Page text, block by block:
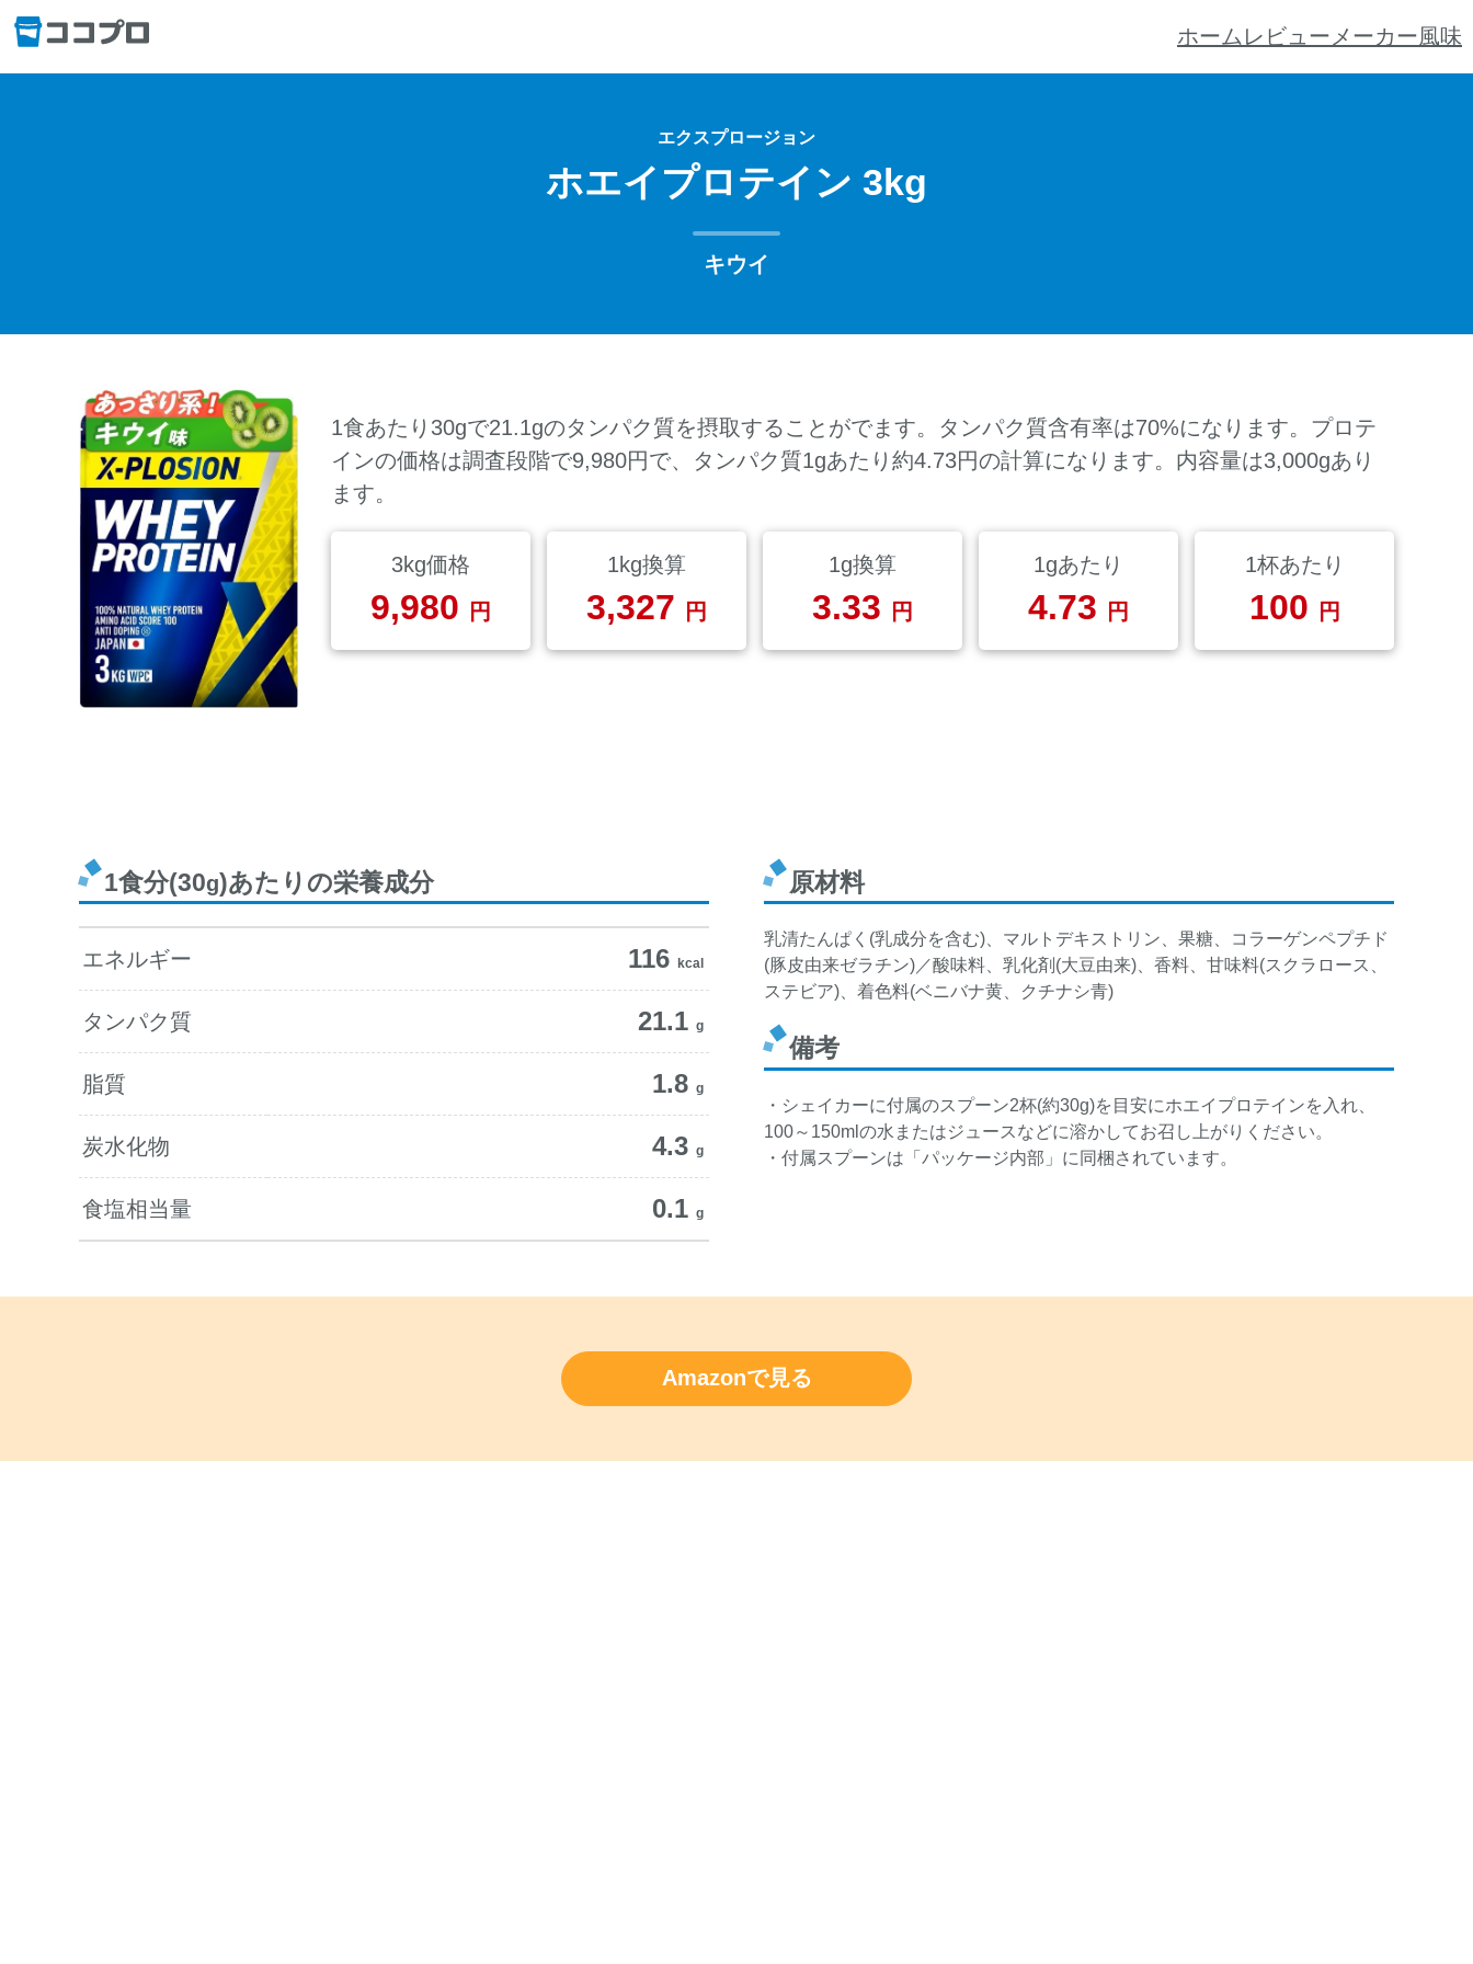
ホーム レビュー メーカー風味
エクスプロージョン
ホエイプロテイン 3kg
キウイ
1食あたり30gで21.1gのタンパク質を摂取することがでます。タンパク質含有率は70%になります。プロテ
インの価格は調査段階で9,980円で、タンパク質1gあたり約4.73円の計算になります。内容量は3,000gあり
ます。
3kg価格
9,980 円
1kg換算
3,327 円
1g換算
3.33 円
1gあたり
4.73 円
1杯あたり
100 円
1食分(30g)あたりの栄養成分
エネルギー 116 kcal
タンパク質 21.1 g
脂質 1.8 g
炭水化物 4.3 g
食塩相当量 0.1 g
原材料
乳清たんぱく(乳成分を含む)、マルトデキストリン、果糖、コラーゲンペプチド
(豚皮由来ゼラチン)／酸味料、乳化剤(大豆由来)、香料、甘味料(スクラロース、
ステビア)、着色料(ベニバナ黄、クチナシ青)
備考
・シェイカーに付属のスプーン2杯(約30g)を目安にホエイプロテインを入れ、
100～150mlの水またはジュースなどに溶かしてお召し上がりください。
・付属スプーンは「パッケージ内部」に同梱されています。
Amazonで見る